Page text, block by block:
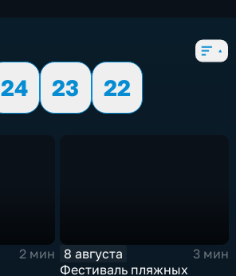
24 23
22
2 мин
8 августа
3 мин
Фестиваль пляжных